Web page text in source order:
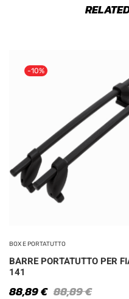
-10%
BOX E PORTATUTTO
BARRE PORTATUTTO PER
141
88,89€
88,89€